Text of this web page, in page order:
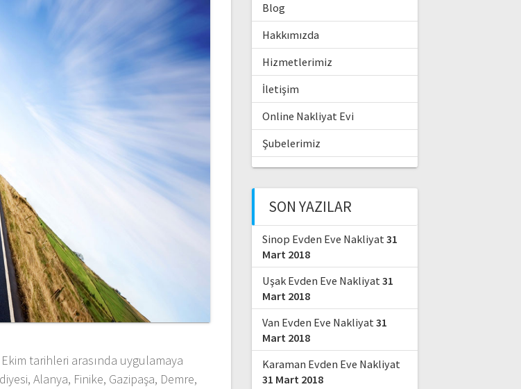
tarihleri arasında uygulamaya
Alanya, Finike, Gazipaşa, Demre,
Blog
Hakkımızda
Hizmetlerimiz
İletişim
Online Nakliyat Evi
Şubelerimiz
SON YAZILAR
Sinop Evden Eve Nakliyat31
Mart 2018
Uşak Evden Eve Nakliyat31
Mart 2018
Van Evden Eve Nakliyat31
Mart 2018
Karaman Evden Eve Nakliyat
31 Mart 2018